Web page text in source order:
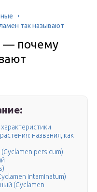
так называют
— почему
названия, как
persicum)
intaminatum)
(Cyclamen